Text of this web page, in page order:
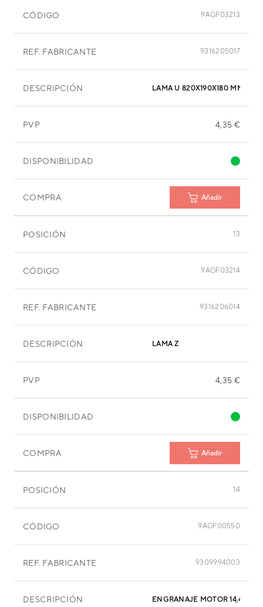
CÓDIGO 9AGF03213
REF. FABRICANTE 9316205017
DESCRIPCIÓN LAMA U 820X190X180 MM
PVP 4,35 €
DISPONIBILIDAD
COMPRA Añadir
POSICIÓN 13
CÓDIGO 9AGF03214
REF. FABRICANTE 9316206014
DESCRIPCIÓN LAMA Z
PVP 4,35 €
DISPONIBILIDAD
COMPRA Añadir
POSICIÓN 14
CÓDIGO 9AGF00550
REF. FABRICANTE 9309994003
DESCRIPCIÓN ENGRANAJE MOTOR 14,4 MM